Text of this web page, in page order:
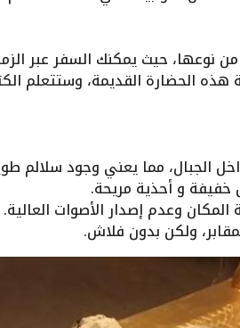
نوعها، حيث يمكنك السفر عبر
الحضارة القديمة، وستتعلم
الجبال، مما يعني وجود سلالم
خفيفة و أحذية مريحة.
المكان وعدم إصدار الأصوات العالية.
ولكن بدون فلاش.